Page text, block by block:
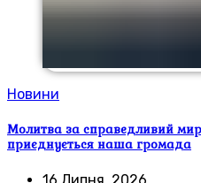
Новини
Молитва за справедливий
приєднується наша громада